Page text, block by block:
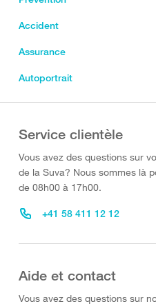
Accident
Assurance
Autoportrait
Service clientèle
Vous avez des questions sur
de la Suva? Nous sommes là
de 08h00 à 17h00.
+41 58 411 12 12
Aide et contact
Vous avez des questions sur